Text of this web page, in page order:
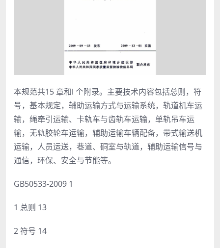
本规范共15 章和l 个附录。主要技术内容包括总则，符
号，基本规定，辅助运输方式与运输系统，轨道机车运
输，绳牵引运输、卡轨车与齿轨车运输，单轨吊车运
输，无轨胶轮车运输，辅助运输车辆配备，带式输送机
运输，人员运送，巷道、硐室与轨道，辅助运输信号与
通信，环保、安全与节能等。
GB50533-2009 1
1 总则 13
2 符号 14